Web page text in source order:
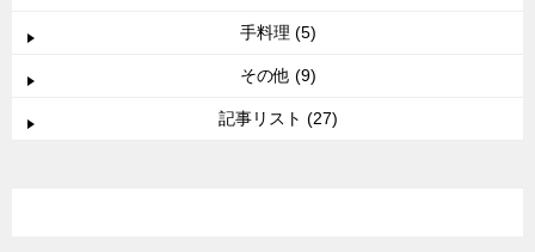
手料理 (5)
その他 (9)
記事リスト (27)